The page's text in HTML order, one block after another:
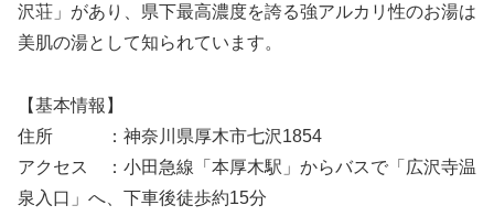
沢荘」があり、県下最高濃度を誇る強アルカリ性のお湯は
美肌の湯として知られています。
【基本情報】
住所 ：神奈川県厚木市七沢1854
アクセス ：小田急線「本厚木駅」からバスで「広沢寺温
泉入口」へ、下車後徒歩約15分